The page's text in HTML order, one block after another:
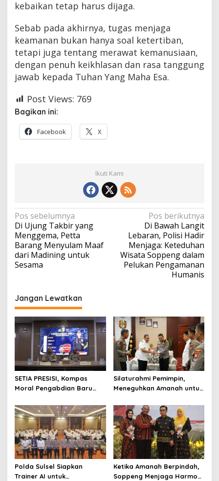
kebaikan tetap harus dijaga.
Sebab pada akhirnya, tugas menjaga
keamanan bukan hanya soal ketertiban,
tetapi juga tentang merawat kemanusiaan,
dengan penuh keikhlasan dan rasa tanggung
jawab kepada Tuhan Yang Maha Esa.
Post Views: 769
Bagikan ini:
Facebook X
Ikuti Kami
Navigasi
pos
Pos sebelumnya
Di Ujung Takbir yang
Menggema, Petta
Barang Menyulam Maaf
dari Madining untuk
Sesama
Pos berikutnya
Di Bawah Langit
Lebaran, Polisi Hadir
Menjaga: Keteduhan
Wisata Soppeng dalam
Pelukan Pengamanan
Humanis
Jangan Lewatkan
SETIA PRESISI, Kompas
Moral Pengabdian Baru
Silaturahmi Pemimpin,
Meneguhkan Amanah untuk
Polda Sulsel Siapkan
Trainer AI untuk
Ketika Amanah Berpindah,
Soppeng Menjaga Harmoni